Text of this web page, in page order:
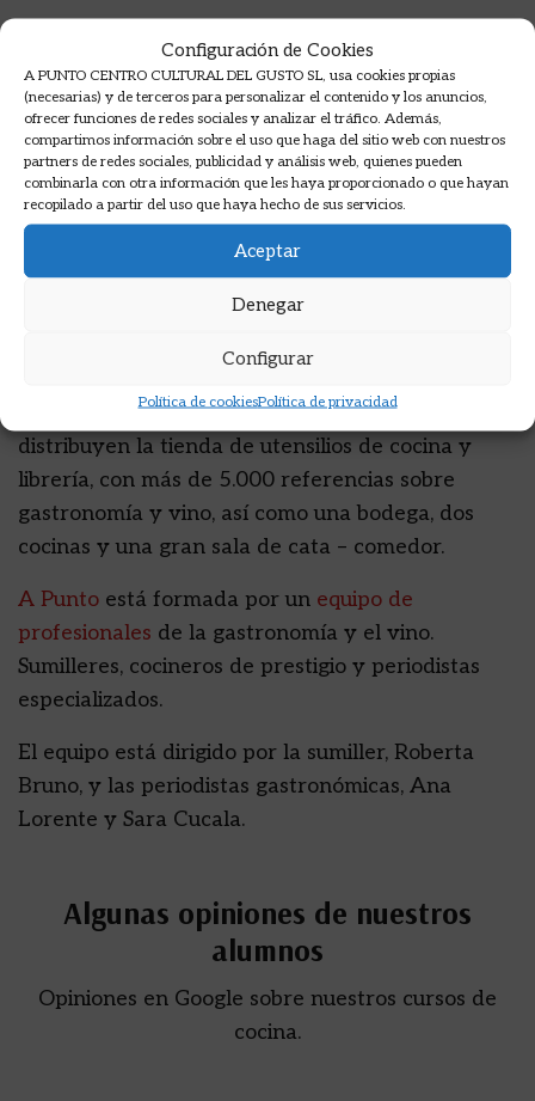
Configuración de Cookies
A PUNTO CENTRO CULTURAL DEL GUSTO SL, usa cookies propias
(necesarias) y de terceros para personalizar el contenido y los anuncios,
ofrecer funciones de redes sociales y analizar el tráfico. Además,
compartimos información sobre el uso que haga del sitio web con nuestros
partners de redes sociales, publicidad y análisis web, quienes pueden
combinarla con otra información que les haya proporcionado o que hayan
recopilado a partir del uso que haya hecho de sus servicios.
Aceptar
Denegar
Configurar
Política de cookiesPolítica de privacidad
En nuestra librería gastronómica podrás
encontrar libros sobre alimentación macrobiótica,
legumbres y cereales, de cocina asiática, española
y de cualquier otro país. Además de cocina de
autor, cocina temática, libros de técnicas
culinarias, panadería, pastelería y postres.
También tenemos libros sobre enología, cócteles,
destilados, zumos. En definitiva, libros sobre todo
espacio, cuenta con dos plantas. En ellas se
distribuyen la tienda de utensilios de cocina y
librería, con más de 5.000 referencias sobre
gastronomía y vino, así como una bodega, dos
cocinas y una gran sala de cata – comedor.
A Punto está formada por un equipo de
profesionales de la gastronomía y el vino.
Sumilleres, cocineros de prestigio y periodistas
especializados.
El equipo está dirigido por la sumiller, Roberta
Bruno, y las periodistas gastronómicas, Ana
Lorente y Sara Cucala.
Algunas opiniones de nuestros
alumnos
Opiniones en Google sobre nuestros cursos de
cocina.